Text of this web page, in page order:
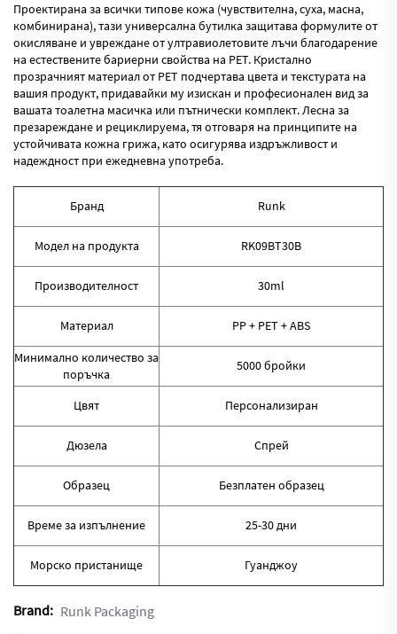
Проектирана за всички типове кожа (чувствителна, суха, масна,
комбинирана), тази универсална бутилка защитава формулите от
окисляване и увреждане от ултравиолетовите лъчи благодарение
на естествените бариерни свойства на PET. Кристално
прозрачният материал от PET подчертава цвета и текстурата на
вашия продукт, придавайки му изискан и професионален вид за
вашата тоалетна масичка или пътнически комплект. Лесна за
презареждане и рециклируема, тя отговаря на принципите на
устойчивата кожна грижа, като осигурява издръжливост и
надеждност при ежедневна употреба.
Бранд Runk
Модел на продукта RK09BT30B
Производителност 30ml
Материал
PP + PET + ABS
Минимално количество за
поръчка
5000 бройки
Цвят Персонализиран
Дюзела Спрей
Образец Безплатен образец
Време за изпълнение 25-30 дни
Морско пристанище Гуанджоу
Brand: Runk Packaging